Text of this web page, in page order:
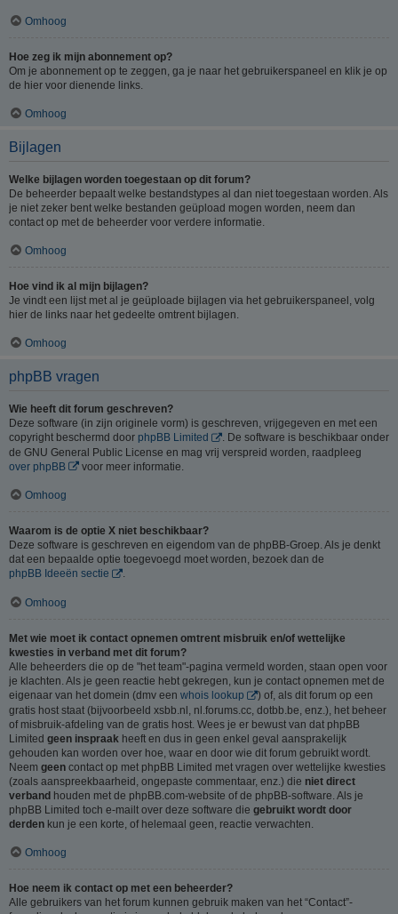
Omhoog
Hoe zeg ik mijn abonnement op?
Om je abonnement op te zeggen, ga je naar het gebruikerspaneel en klik je op
de hier voor dienende links.
Omhoog
Bijlagen
Welke bijlagen worden toegestaan op dit forum?
De beheerder bepaalt welke bestandstypes al dan niet toegestaan worden. Als
je niet zeker bent welke bestanden geüpload mogen worden, neem dan
contact op met de beheerder voor verdere informatie.
Omhoog
Hoe vind ik al mijn bijlagen?
Je vindt een lijst met al je geüploade bijlagen via het gebruikerspaneel, volg
hier de links naar het gedeelte omtrent bijlagen.
Omhoog
phpBB vragen
Wie heeft dit forum geschreven?
Deze software (in zijn originele vorm) is geschreven, vrijgegeven en met een
copyright beschermd door phpBB Limited
. De software is beschikbaar onder
de GNU General Public License en mag vrij verspreid worden, raadpleeg
over phpBB
voor meer informatie.
Omhoog
Waarom is de optie X niet beschikbaar?
Deze software is geschreven en eigendom van de phpBB-Groep. Als je denkt
dat een bepaalde optie toegevoegd moet worden, bezoek dan de
phpBB Ideeën sectie
.
Omhoog
Met wie moet ik contact opnemen omtrent misbruik en/of wettelijke
kwesties in verband met dit forum?
Alle beheerders die op de "het team"-pagina vermeld worden, staan open voor
je klachten. Als je geen reactie hebt gekregen, kun je contact opnemen met de
eigenaar van het domein (dmv een whois lookup
) of, als dit forum op een
gratis host staat (bijvoorbeeld xsbb.nl, nl.forums.cc, dotbb.be, enz.), het beheer
of misbruik-afdeling van de gratis host. Wees je er bewust van dat phpBB
Limited geen inspraak heeft en dus in geen enkel geval aansprakelijk
gehouden kan worden over hoe, waar en door wie dit forum gebruikt wordt.
Neem geen contact op met phpBB Limited met vragen over wettelijke kwesties
(zoals aanspreekbaarheid, ongepaste commentaar, enz.) die niet direct
verband houden met de phpBB.com-website of de phpBB-software. Als je
phpBB Limited toch e-mailt over deze software die gebruikt wordt door
derden kun je een korte, of helemaal geen, reactie verwachten.
Omhoog
Hoe neem ik contact op met een beheerder?
Alle gebruikers van het forum kunnen gebruik maken van het “Contact”-